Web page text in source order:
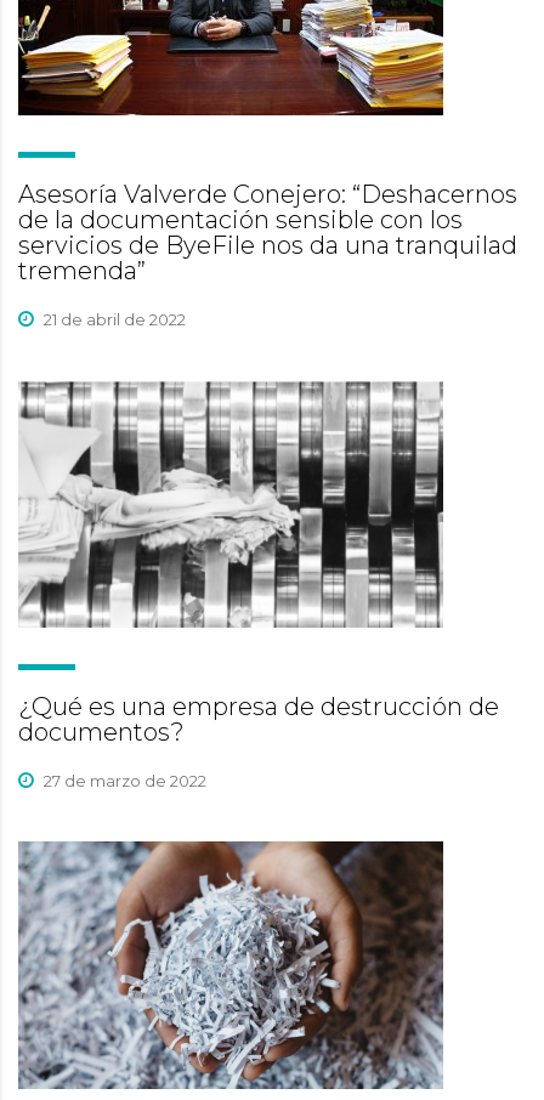
Asesoría Valverde Conejero: “Deshacernos
de la documentación sensible con los
servicios de ByeFile nos da una tranquilad
tremenda”
21 de abril de 2022
¿Qué es una empresa de destrucción de
documentos?
27 de marzo de 2022